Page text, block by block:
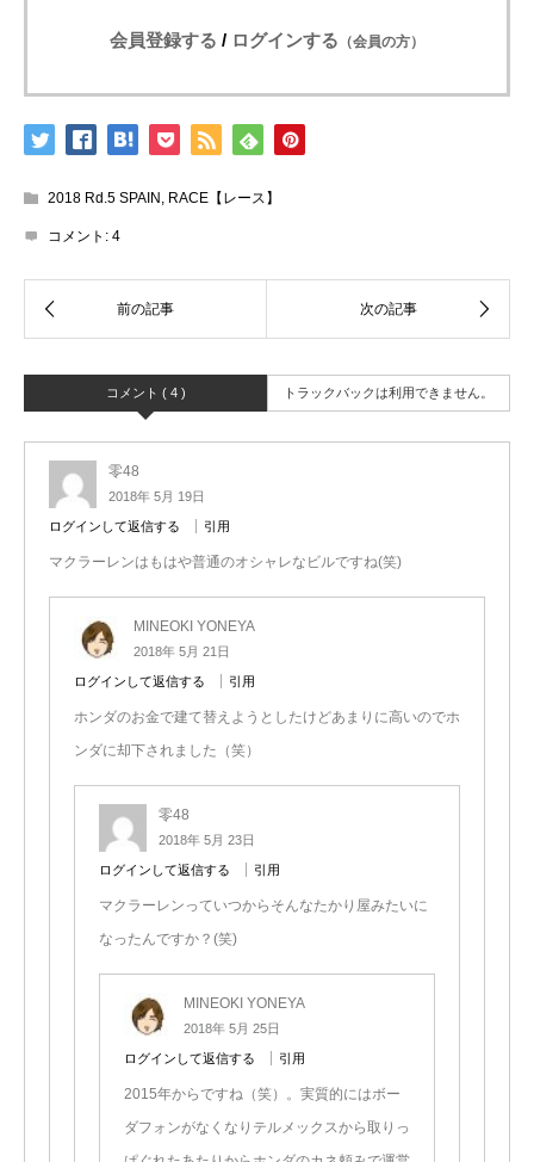
会員登録する / ログインする （会員の方）
2018 Rd.5 SPAIN , RACE【レース】
コメント: 4
コメント ( 4 ) トラックバックは利用できません。
零48
2018年 5月 19日
ログインして返信する 引用
マクラーレンはもはや普通のオシャレなビルですね(笑)
MINEOKI YONEYA
2018年 5月 21日
ログインして返信する 引用
ホンダのお金で建て替えようとしたけどあまりに高いのでホ
ンダに却下されました（笑）
零48
2018年 5月 23日
ログインして返信する 引用
マクラーレンっていつからそんなたかり屋みたいに
なったんですか？(笑)
MINEOKI YONEYA
2018年 5月 25日
ログインして返信する 引用
2015年からですね（笑）。実質的にはボー
ダフォンがなくなりテルメックスから取りっ